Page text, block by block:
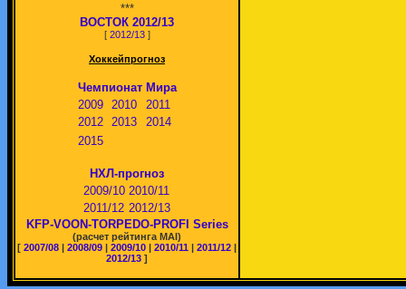
***
ВОСТОК 2012/13
[ 2012/13]
Хоккейпрогноз
Чемпионат Мира
2009
2010
2011
2012
2013
2014
2015
НХЛ-прогноз
2009/10 2010/11
2011/12 2012/13
KFP-VOON-TORPEDO-PROFI Series
(расчет рейтинга MAI)
[ 2007/08 | 2008/09 | 2009/10 | 2010/11 | 2011/12 |
2012/13 ]